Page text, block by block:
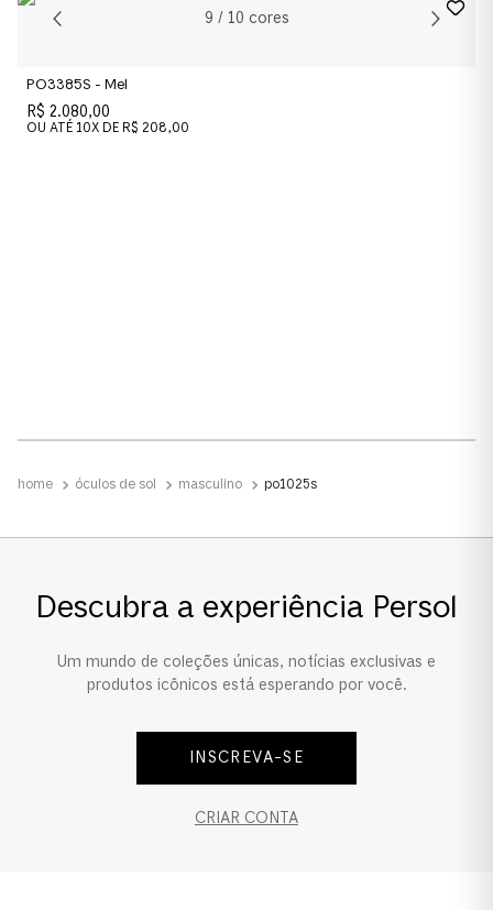
Cor da Armação
Cor das Lentes
Azul
Estreito
9 / 10 cores
PO3385S - Mel
R$ 2.080,00
OU ATÉ 10X DE R$ 208,00
óculos de sol masculino po1025s
Descubra a experiência Persol
Um mundo de coleções únicas, notícias exclusivas e
produtos icônicos está esperando por você.
INSCREVA-SE
CRIAR CONTA